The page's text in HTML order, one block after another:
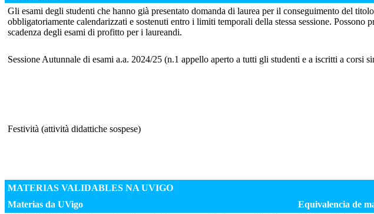
Gli esami degli studenti che hanno già presentato domanda di laurea per il conseguimento del
obbligatoriamente calendarizzati e sostenuti entro i limiti temporali della stessa sessione.
scadenza degli esami di profitto per i laureandi.
Sessione Autunnale di esami a.a. 2024/25 (n.1 appello aperto a tutti gli studenti e a iscritti a corsi
Festività (attività didattiche sospese)
MATERIAS VALIDABLES NA UVIGO
Materias da UVigo
Equivalencia de